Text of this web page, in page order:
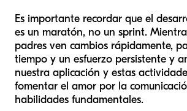
Es importante recordar que el
es un maratón, no un sprint.
padres ven cambios rápidamente,
tiempo y un esfuerzo persistente y
nuestra aplicación y estas
fomentar el amor por la
habilidades fundamentales.